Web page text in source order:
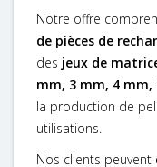
Notre offre
de pièces de
des jeux de
mm, 3 mm, 4
la production de
utilisations.
Nos clients peuvent